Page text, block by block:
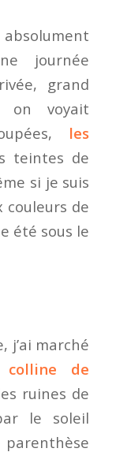
journée
grand
on voyait
les
teintes de
si je suis
couleurs de
été sous le
j’ai marché
colline de
ruines de
le soleil
parenthèse